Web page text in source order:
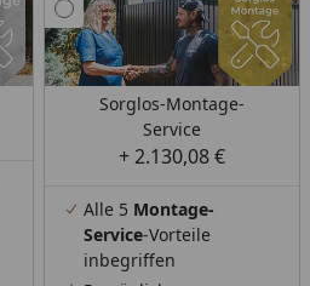
Sorglos-Montage-
Service
+ 2.130,08 €
Alle 5 Montage-
Service-Vorteile
inbegriffen